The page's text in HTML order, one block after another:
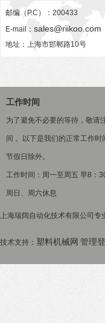
邮编（P.C）：200433
E-mail： sales@riikoo.com
地址：上海市邯郸路10号
工作时间
为了避免不必要的等待，敬请
间 。以下是我们的正常工作时
节假日除外。
工作时间：周一至周五 早8：
周日、周六休息
上海瑞阔自动化技术有限公司
技术支持： 塑料机械网 管理